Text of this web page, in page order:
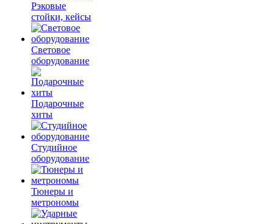
Рэковые
стойки, кейсы
Световое
оборудование
Подарочные
хиты
Студийное
оборудование
Тюнеры и
метрономы